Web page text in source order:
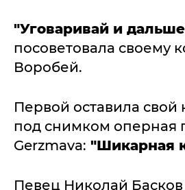
"Уговаривай и
посоветовала своему
Воробей.
Первой оставила
под снимком оперная
Gerzmava: "Шикарная
Певец Николай